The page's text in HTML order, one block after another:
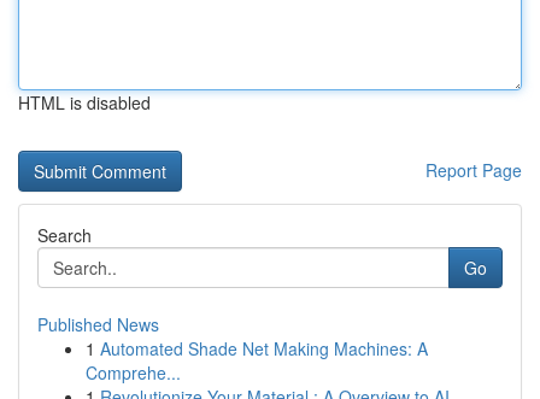
HTML is disabled
Report Page
Search
Go
Published News
1 Automated Shade Net Making Machines: A
Comprehe...